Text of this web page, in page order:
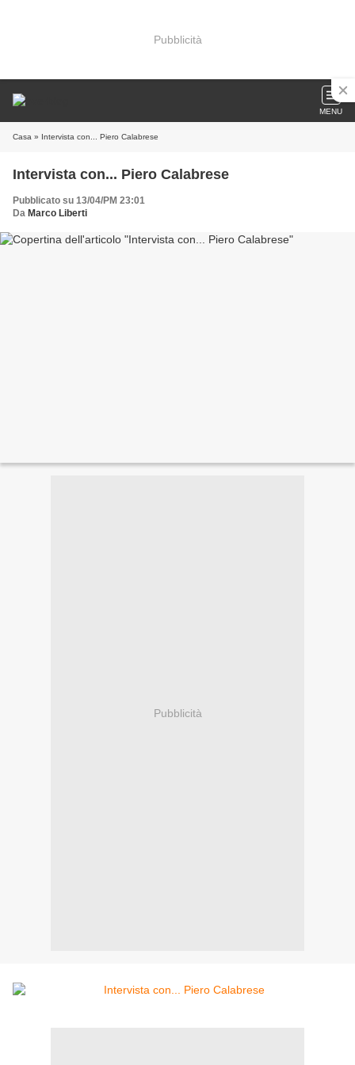
Pubblicità
MENU
Casa » Intervista con... Piero Calabrese
Intervista con... Piero Calabrese
Pubblicato su 13/04/PM 23:01
Da Marco Liberti
Pubblicità